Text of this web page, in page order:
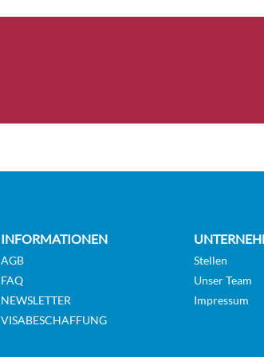
INFORMATIONEN
AGB
FAQ
NEWSLETTER
VISABESCHAFFUNG
Stellen
Unser Team
Impressum